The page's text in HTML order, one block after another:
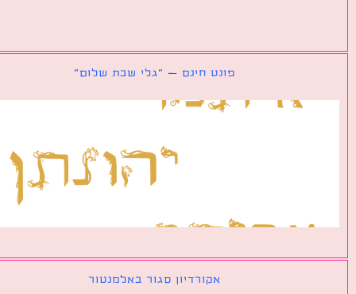
פונט חינם – ״גלי שבת שלום״
אקורדיון סגור באלמנטור